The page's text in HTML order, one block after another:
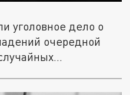
уголовное дело о
очередной